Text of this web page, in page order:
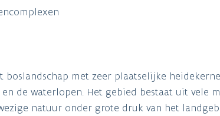
met zeer plaatselijke
de waterlopen. Het gebied bestaat uit vele
natuur onder grote druk van het